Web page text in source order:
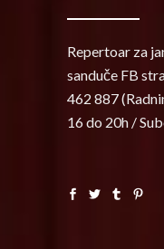
Repertoar za
sanduče FB
462 887
16 do 20h /